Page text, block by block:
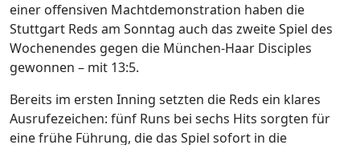
einer offensiven Machtdemonstration haben die
Stuttgart Reds am Sonntag auch das zweite Spiel des
Wochenendes gegen die München-Haar Disciples
gewonnen – mit 13:5.
Bereits im ersten Inning setzten die Reds ein klares
Ausrufezeichen: fünf Runs bei sechs Hits sorgten für
eine frühe Führung, die das Spiel sofort in die